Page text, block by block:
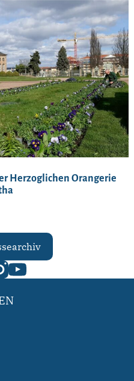
Herzoglichen Orangerie